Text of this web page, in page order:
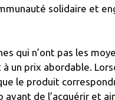
solidaire et
qui n’ont pas les
un prix abordable.
le produit
de l’acquérir et